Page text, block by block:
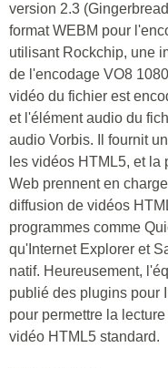
version 2.3
format WEBM pour
utilisant Rockchip, une
de l'encodage VO8
vidéo du fichier est
et l'élément audio du
audio Vorbis. Il fournit
les vidéos HTML5, et
Web prennent en
diffusion de vidéos
programmes comme
qu'Internet Explorer et
natif. Heureusement,
publié des plugins pour
pour permettre la
vidéo HTML5 standard.